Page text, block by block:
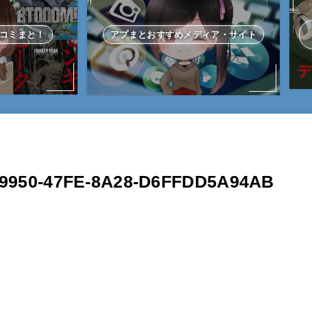
ミまと！ アプまとおすすめメディア・サイト
47FE-8A28-D6FFDD5A94AB